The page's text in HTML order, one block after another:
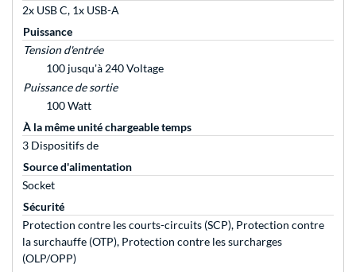
2x USB C, 1x USB-A
Puissance
Tension d'entrée
100 jusqu'à 240 Voltage
Puissance de sortie
100 Watt
À la même unité chargeable temps
3 Dispositifs de
Source d'alimentation
Socket
Sécurité
Protection contre les courts-circuits (SCP), Protection contre
la surchauffe (OTP), Protection contre les surcharges
(OLP/OPP)